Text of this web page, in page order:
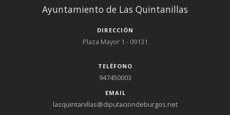
Ayuntamiento de Las Quintanillas
DIRECCIÓN
Plaza Mayor 1 - 09131
TELÉFONO
947450003
EMAIL
lasquintanillas@diputaciondeburgos.net